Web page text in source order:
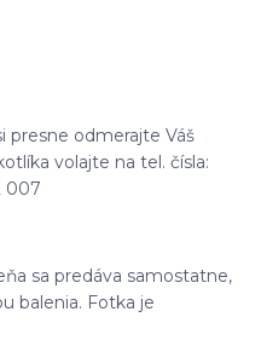
presne odmerajte Váš
volajte na tel. čísla:
007
sa predáva samostatne,
balenia. Fotka je